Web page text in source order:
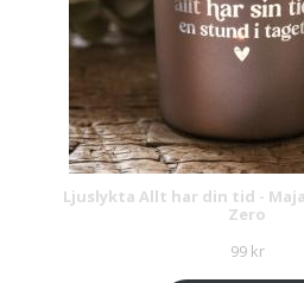
Ljuslykta Allt har din tid -
Zero
99 kr